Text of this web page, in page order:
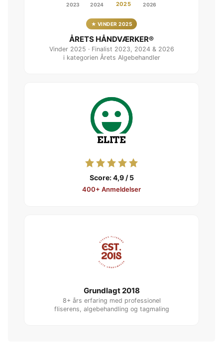
2023 2024 2025 2026
★ VINDER 2025
ÅRETS HÅNDVÆRKER®
Vinder 2025 · Finalist 2023, 2024 & 2026
i kategorien Årets Algebehandler
Score: 4,9 / 5
400+ Anmeldelser
Grundlagt 2018
8+ års erfaring med professionel
fliserens, algebehandling og tagmaling